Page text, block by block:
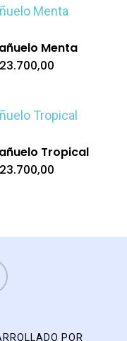
Menta
23.700,00
Tropical
23.700,00
POR